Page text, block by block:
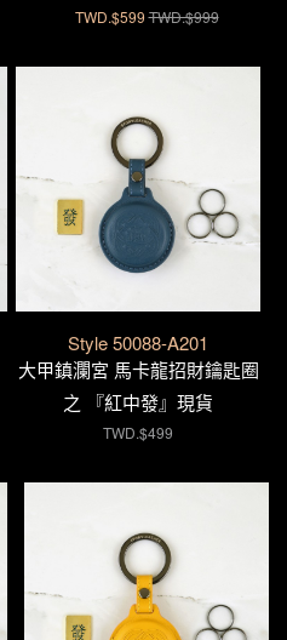
TWD.$599 TWD.$999
Style 50088-A201
大甲鎮瀾宮 馬卡龍招財鑰匙圈
之 『紅中發』現貨
TWD.$499